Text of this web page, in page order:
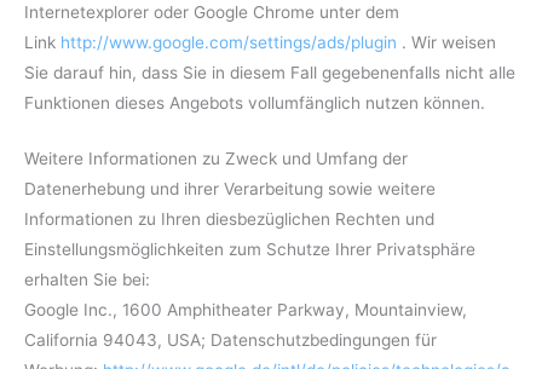
Internetexplorer oder Google Chrome unter dem
Link http://www.google.com/settings/ads/plugin . Wir weisen
Sie darauf hin, dass Sie in diesem Fall gegebenenfalls nicht alle
Funktionen dieses Angebots vollumfänglich nutzen können.
Weitere Informationen zu Zweck und Umfang der
Datenerhebung und ihrer Verarbeitung sowie weitere
Informationen zu Ihren diesbezüglichen Rechten und
Einstellungsmöglichkeiten zum Schutze Ihrer Privatsphäre
erhalten Sie bei:
Google Inc., 1600 Amphitheater Parkway, Mountainview,
California 94043, USA; Datenschutzbedingungen für